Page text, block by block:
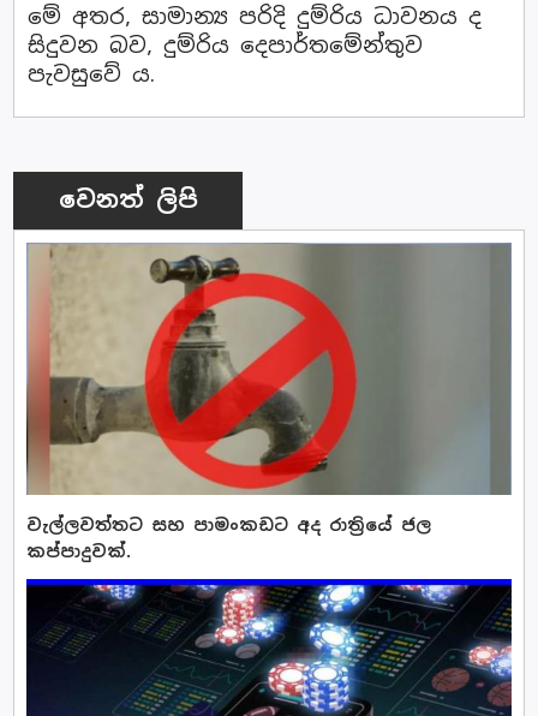
මේ අතර, සාමාන්‍ය පරිදි දුම්රිය ධාවනය ද
සිදුවන බව, දුම්රිය දෙපාර්තමේන්තුව
පැවසුවේ ය.
වෙනත් ලිපි
වැල්ලවත්තට සහ පාමංකඩට අද රාත්‍රියේ ජල
කප්පාදුවක්.